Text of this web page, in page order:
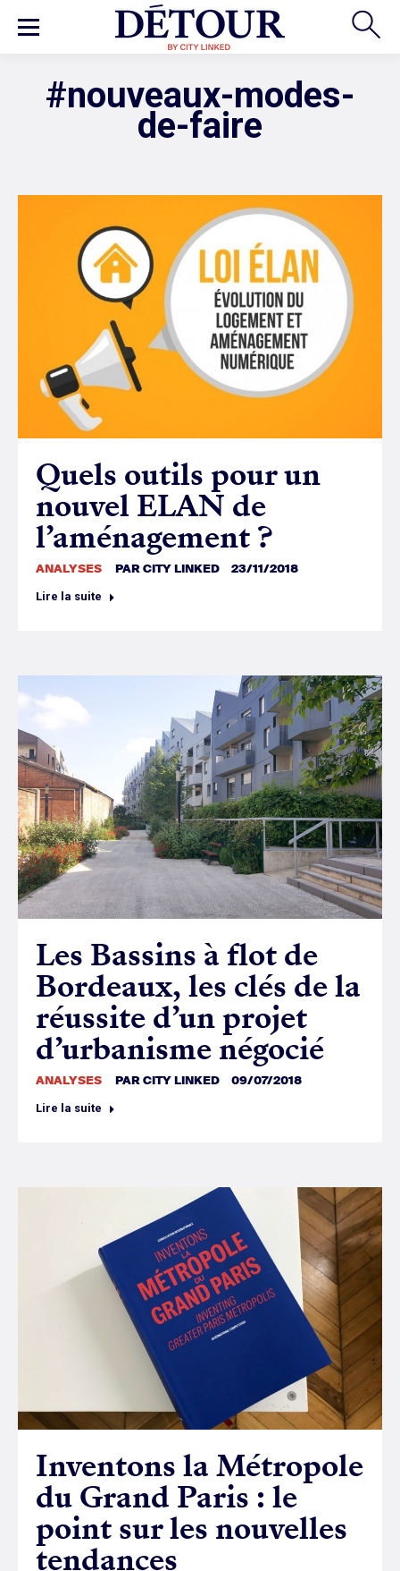
Quels outils pour un
nouvel ELAN de
l’aménagement ?
ANALYSES PARCITY LINKED 23/11/2018
Lire la suite
Les Bassins à flot de
Bordeaux, les clés de la
réussite d’un projet
d’urbanisme négocié
ANALYSES PARCITY LINKED 09/07/2018
Lire la suite
Inventons la Métropole
du Grand Paris : le
point sur les nouvelles
tendances